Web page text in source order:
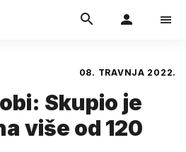
08. TRAVNJA 2022.
Skupio je
više od 120